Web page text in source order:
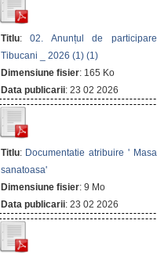
Titlu:02. Anunțul de participare
Tibucani _ 2026 (1) (1)
Dimensiune fisier: 165 Ko
Data publicarii: 23 02 2026
Titlu: Documentatie atribuire ' Masa
sanatoasa'
Dimensiune fisier: 9 Mo
Data publicarii: 23 02 2026